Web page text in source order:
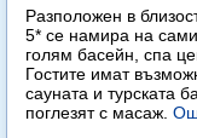
Разположен в
5* се намира на
голям басейн, спа
Гостите имат
сауната и турската
поглезят с масаж.